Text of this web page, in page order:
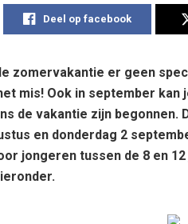
Deel op facebook
zomervakantie er geen
mis! Ook in september
de vakantie zijn
en donderdag 2
jongeren tussen de 8 en